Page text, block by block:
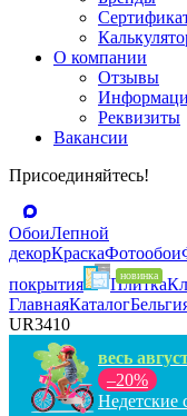
О компании
Отзывы
Реквизиты
Вакансии
Присоединяйтесь!
ОбоиЛепной
декорКраскаФотообои
покрытия
Плитка
ГлавнаяКаталог
UR3410
весь
–20%
Недетские